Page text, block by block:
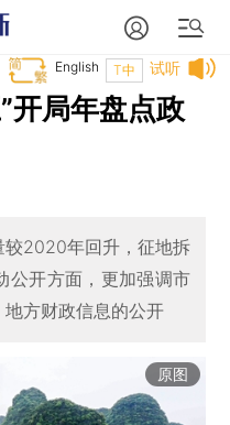
试听
T中
English
开局年盘点政
较2020年回升，征地拆
公开方面，更加强调市
方财政信息的公开
原图